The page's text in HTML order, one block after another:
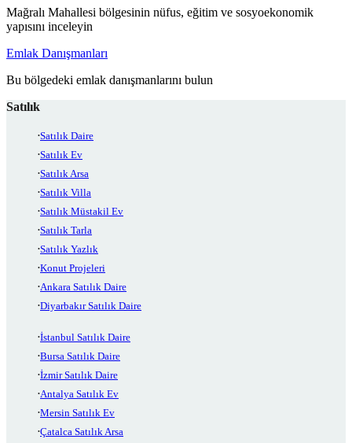
Mağralı Mahallesi bölgesinin nüfus, eğitim ve sosyoekonomik
yapısını inceleyin
Emlak Danışmanları
Bu bölgedeki emlak danışmanlarını bulun
Satılık
Satılık Daire
Satılık Ev
Satılık Arsa
Satılık Villa
Satılık Müstakil Ev
Satılık Tarla
Satılık Yazlık
Konut Projeleri
Ankara Satılık Daire
Diyarbakır Satılık Daire
İstanbul Satılık Daire
Bursa Satılık Daire
İzmir Satılık Daire
Antalya Satılık Ev
Mersin Satılık Ev
Çatalca Satılık Arsa